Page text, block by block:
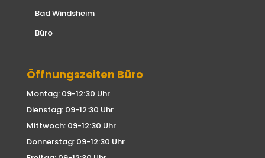
Bad Windsheim
Büro
Öffnungszeiten Büro
Montag: 09-12:30 Uhr
Dienstag: 09-12:30 Uhr
Mittwoch: 09-12:30 Uhr
Donnerstag: 09-12:30 Uhr